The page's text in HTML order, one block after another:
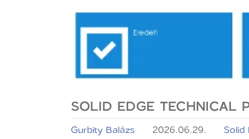
SOLID EDGE TECHNICAL
Gurbity Balázs 2026.06.29. Solid